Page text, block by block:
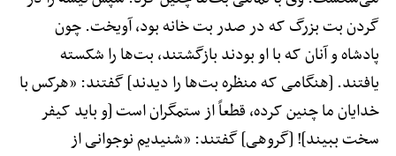
گردن بت بزرگ که در صدر بت خانه بود، آویخت. چون
پادشاه و آنان که با او بودند بازگشتند، بت‌ها را شکسته
یافتند. [هنگامی که منظره بت‌ها را دیدند] گفتند: «هرکس با
خدایان ما چنین کرده، قطعاً از ستمگران است [و باید کیفر
سخت ببیند]! [گروهی] گفتند: «شنیدیم نوجوانی از